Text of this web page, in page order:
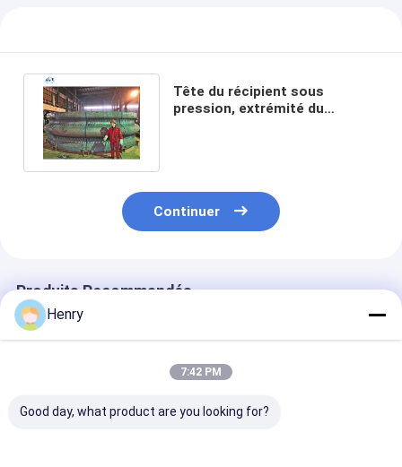
Tête du récipient sous
pression, extrémité du
Continuer
Produits Recommandés
Henry
7:42 PM
Good day, what product are you looking for?